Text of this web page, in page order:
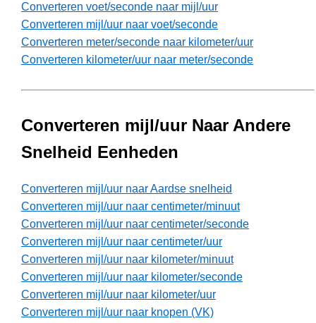
Converteren voet/seconde naar mijl/uur
Converteren mijl/uur naar voet/seconde
Converteren meter/seconde naar kilometer/uur
Converteren kilometer/uur naar meter/seconde
Converteren mijl/uur Naar Andere
Snelheid Eenheden
Converteren mijl/uur naar Aardse snelheid
Converteren mijl/uur naar centimeter/minuut
Converteren mijl/uur naar centimeter/seconde
Converteren mijl/uur naar centimeter/uur
Converteren mijl/uur naar kilometer/minuut
Converteren mijl/uur naar kilometer/seconde
Converteren mijl/uur naar kilometer/uur
Converteren mijl/uur naar knopen (VK)